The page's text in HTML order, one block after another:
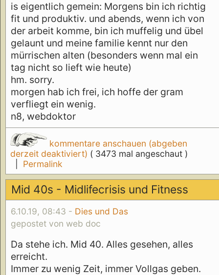
is eigentlich gemein: Morgens bin ich richtig
fit und produktiv. und abends, wenn ich von
der arbeit komme, bin ich muffelig und übel
gelaunt und meine familie kennt nur den
mürrischen alten (besonders wenn mal ein
tag nicht so lieft wie heute)
hm. sorry.
morgen hab ich frei, ich hoffe der gram
verfliegt ein wenig.
n8, webdoktor
kommentare anschauen (abgeben
derzeit deaktiviert) ( 3473 mal angeschaut )
Permalink
Mid 40s - Midlifecrisis und Fitness
6.10.19, 08:43 - Dies und Das
gepostet von web doc
Da stehe ich. Mid 40. Alles gesehen, alles
erreicht.
Immer zu wenig Zeit, immer Vollgas geben.